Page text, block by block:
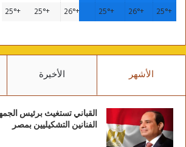
+
25°
+
26°
+
25°
+
26°
+
25°
+
25°
الأشهر الأخيرة
القباني تستغيث برئيس
الفنانين التشكيليين بمصر